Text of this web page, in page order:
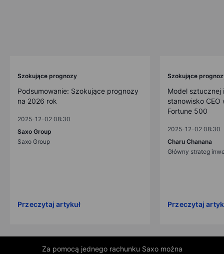
Szokujące prognozy
Podsumowanie: Szokujące prognozy
na 2026 rok
2025-12-02 08:30
Saxo Group
Saxo Group
Przeczytaj artykuł
Szokujące
Model sztucznej
stanowisko CEO
Fortune 500
2025-12-02 08:30
Charu Chanana
Główny strateg
Przeczytaj
Za pomocą jednego rachunku Saxo można